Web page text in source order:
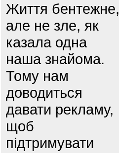
Життя бентежне,
але не зле, як
казала одна
наша знайома.
Тому нам
доводиться
давати рекламу,
щоб
підтримувати